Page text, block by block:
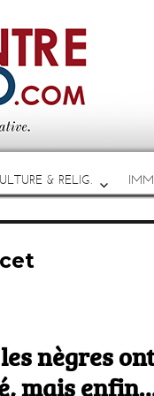
& RELIG.
nègres
mais